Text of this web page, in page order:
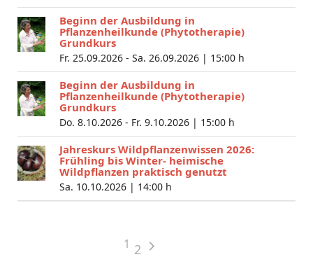
Beginn der Ausbildung in
Pflanzenheilkunde (Phytotherapie)
Grundkurs
Fr. 25.09.2026 - Sa. 26.09.2026 | 15:00 h
Beginn der Ausbildung in
Pflanzenheilkunde (Phytotherapie)
Grundkurs
Do. 8.10.2026 - Fr. 9.10.2026 | 15:00 h
Jahreskurs Wildpflanzenwissen 2026:
Frühling bis Winter- heimische
Wildpflanzen praktisch genutzt
Sa. 10.10.2026 | 14:00 h
1 2